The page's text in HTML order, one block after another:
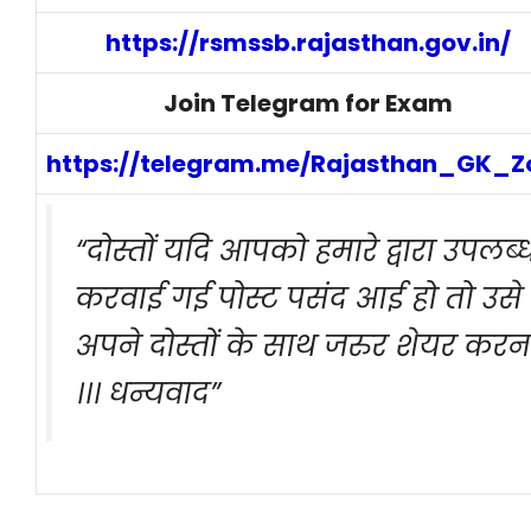
https://rsmssb.rajasthan.gov.in/
Join Telegram for Exam
https://telegram.me/
“दोस्तों यदि आपको हमारे द्वारा
करवाई गई पोस्ट पसंद आई हो तो उसे
अपने दोस्तों के साथ जरुर शेयर
।।। धन्यवाद”